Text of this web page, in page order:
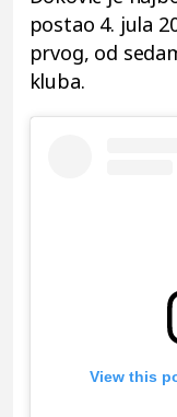
postao 4. jula
prvog, od
kluba.
View this